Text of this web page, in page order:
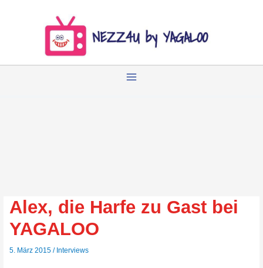
Alex, die Harfe zu Gast bei
YAGALOO
5. März 2015/ Interviews